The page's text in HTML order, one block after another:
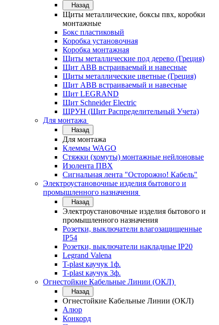
Назад
Щиты металлические, боксы пвх, коробки
монтажные
Бокс пластиковый
Коробка установочная
Коробка монтажная
Щиты металлические под дерево (Греция)
Щит ABB встраиваемый и навесные
Щиты металлические цветные (Греция)
Щит ABB встраиваемый и навесные
Щит LEGRAND
Щит Schneider Electric
ЩРУН (Щит Распределительный Учета)
Для монтажа
Назад
Для монтажа
Клеммы WAGO
Стяжки (хомуты) монтажные нейлоновые
Изолента ПВХ
Сигнальная лента "Осторожно! Кабель"
Электроустановочные изделия бытового и
промышленного назначения
Назад
Электроустановочные изделия бытового и
промышленного назначения
Розетки, выключатели влагозащищенные
IP54
Розетки, выключатели накладные IP20
Legrand Valena
T-plast каучук 1ф.
T-plast каучук 3ф.
Огнестойкие Кабельные Линии (ОКЛ)
Назад
Огнестойкие Кабельные Линии (ОКЛ)
Алюр
Конкорд